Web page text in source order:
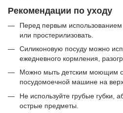
Рекомендации по уходу
Перед первым
или простерилизовать.
Силиконовую посуду можно
ежедневного кормления,
Можно мыть детским моющим
посудомоечной машине на
Не используйте грубые губки,
острые предметы.